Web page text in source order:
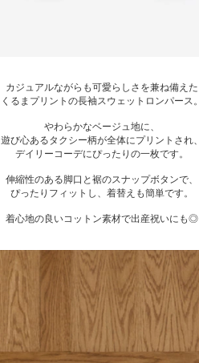
カジュアルながらも可愛らしさを兼ね備えた
くるまプリントの長袖スウェットロンパース。
やわらかなベージュ地に、
遊び心あるタクシー柄が全体にプリントされ、
デイリーコーデにぴったりの一枚です。
伸縮性のある脚口と裾のスナップボタンで、
ぴったりフィットし、着替えも簡単です。
着心地の良いコットン素材で出産祝いにも◎